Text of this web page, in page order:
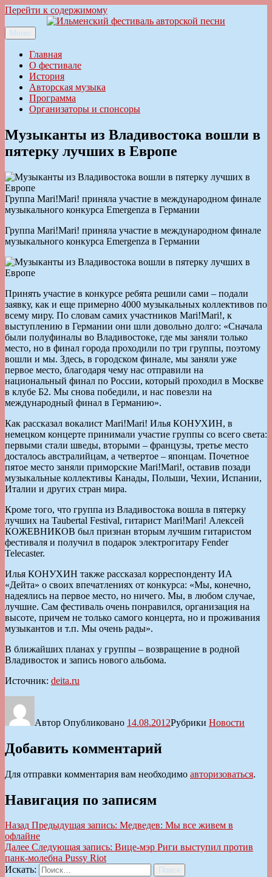
Перейти к содержимому
Ильменский фестиваль авторской песни
Меню
Главная
О фестивале
История
Авторская музыка
Программа
Организаторы и спонсоры
Музыканты из Владивостока вошли в
пятерку лучших в Европе
Группа Mari!Mari! приняла участие в международном финале
музыкального конкурса Emergenza в Германии
Группа Mari!Mari! приняла участие в международном финале
музыкального конкурса Emergenza в Германии
Принять участие в конкурсе ребята решили сами – подали
заявку, как и еще примерно 4000 музыкальных коллективов по
всему миру. По словам самих участников Mari!Mari!, к
выступлению в Германии они шли довольно долго: «Сначала
были полуфиналы во Владивостоке, где мы заняли только
место, но в финал города проходили по три группы, поэтому
вошли и мы. Здесь, в городском финале, мы заняли уже
первое место, благодаря чему нас отправили на
национальный финал по России, который проходил в Москве
в клубе Б2. Мы снова победили, и нас повезли на
международный финал в Германию».
Как рассказал вокалист Mari!Mari! Илья КОНУХИН, в
немецком концерте принимали участие группы со всего света:
первыми стали шведы, вторыми – французы, третье место
досталось австралийцам, а четвертое – японцам. Почетное
пятое место заняли приморские Mari!Mari!, оставив позади
музыкальные коллективы Канады, Польши, Чехии, Испании,
Италии и других стран мира.
Кроме того, что группа из Владивостока вошла в пятерку
лучших на Taubertal Festival, гитарист Mari!Mari! Алексей
КОЖЕВНИКОВ был признан вторым лучшим гитаристом
фестиваля и получил в подарок электрогитару Fender
Telecaster.
Илья КОНУХИН также рассказал корреспонденту ИА
«Дейта» о своих впечатлениях от конкурса: «Мы, конечно,
надеялись на первое место, но ничего. Мы, в любом случае,
лучшие. Сам фестиваль очень понравился, организация на
высоте, причем не только самого концерта, но и проживания
музыкантов и т.п. Мы очень рады».
В ближайших планах у группы – возвращение в родной
Владивосток и запись нового альбома.
Источник: deita.ru
Автор Опубликовано 14.08.2012Рубрики Новости
Добавить комментарий
Для отправки комментария вам необходимо авторизоваться.
Навигация по записям
Назад Предыдущая запись: Медведев: Мы все живем в
офлайне
Далее Следующая запись: Вице-мэр Риги выступил против
панк-молебна Pussy Riot
Искать:
Поиск